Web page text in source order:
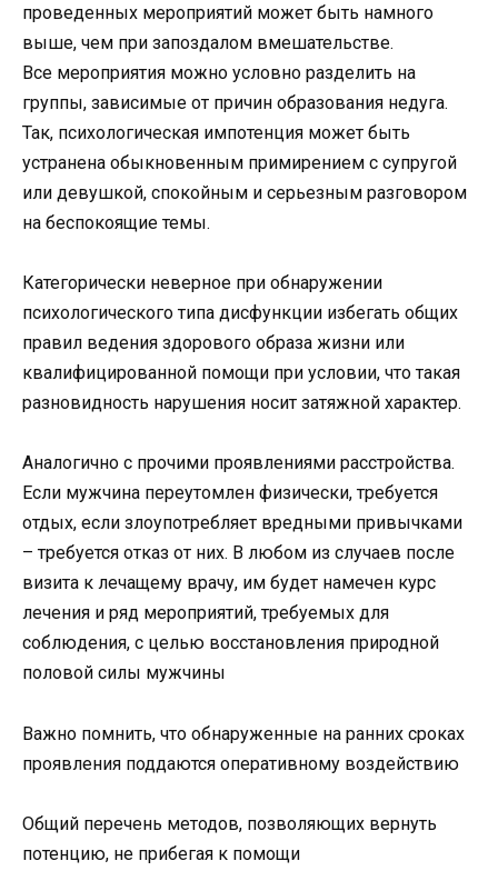
проведенных мероприятий может быть намного
выше, чем при запоздалом вмешательстве.
Все мероприятия можно условно разделить на
группы, зависимые от причин образования недуга.
Так, психологическая импотенция может быть
устранена обыкновенным примирением с супругой
или девушкой, спокойным и серьезным разговором
на беспокоящие темы.
Категорически неверное при обнаружении
психологического типа дисфункции избегать общих
правил ведения здорового образа жизни или
квалифицированной помощи при условии, что такая
разновидность нарушения носит затяжной характер.
Аналогично с прочими проявлениями расстройства.
Если мужчина переутомлен физически, требуется
отдых, если злоупотребляет вредными привычками
– требуется отказ от них. В любом из случаев после
визита к лечащему врачу, им будет намечен курс
лечения и ряд мероприятий, требуемых для
соблюдения, с целью восстановления природной
половой силы мужчины
Важно помнить, что обнаруженные на ранних сроках
проявления поддаются оперативному воздействию
Общий перечень методов, позволяющих вернуть
потенцию, не прибегая к помощи